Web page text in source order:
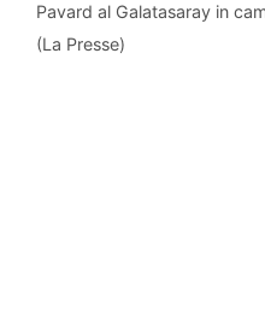
Pavard al Galatasaray in
(La Presse)